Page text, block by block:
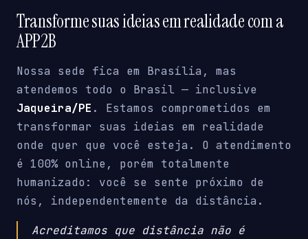
Transforme suas ideias em realidade com a
APP2B
Nossa sede fica em Brasília, mas
atendemos todo o Brasil — inclusive
Jaqueira/PE . Estamos comprometidos em
transformar suas ideias em realidade
onde quer que você esteja. O atendimento
é 100% online, porém totalmente
humanizado: você se sente próximo de
nós, independentemente da distância.
Acreditamos que distância não é